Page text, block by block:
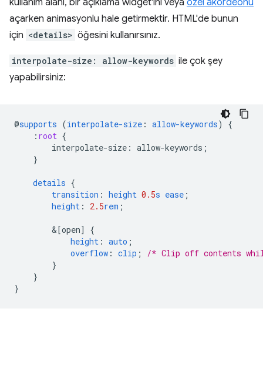
açarken animasyonlu hale getirmektir. HTML'de bunun
için <details> öğesini kullanırsınız.
interpolate-size: allow-keywords ile çok şey
yapabilirsiniz:
@supports (interpolate-size : allow-keywords)
{
: root {
interpolate-size : allow-keywords ;
}
details {
transition : height 0.5s ease ;
height : 2.5rem ;
&[open]
{
height : auto ;
overflow : clip ;
/* Clip off contents
}
}
}